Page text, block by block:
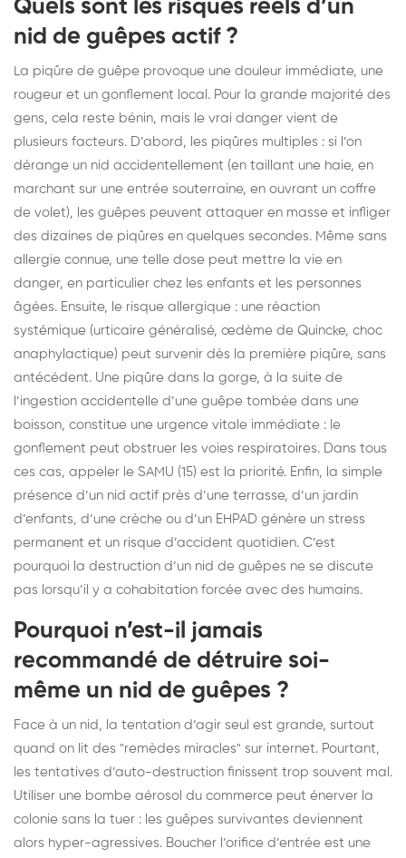
Quels sont les risques réels d’un
nid de guêpes actif ?
La piqûre de guêpe provoque une douleur immédiate, une
rougeur et un gonflement local. Pour la grande majorité des
gens, cela reste bénin, mais le vrai danger vient de
plusieurs facteurs. D’abord, les piqûres multiples : si l’on
dérange un nid accidentellement (en taillant une haie, en
marchant sur une entrée souterraine, en ouvrant un coffre
de volet), les guêpes peuvent attaquer en masse et infliger
des dizaines de piqûres en quelques secondes. Même sans
allergie connue, une telle dose peut mettre la vie en
danger, en particulier chez les enfants et les personnes
âgées. Ensuite, le risque allergique : une réaction
systémique (urticaire généralisé, œdème de Quincke, choc
anaphylactique) peut survenir dès la première piqûre, sans
antécédent. Une piqûre dans la gorge, à la suite de
l’ingestion accidentelle d’une guêpe tombée dans une
boisson, constitue une urgence vitale immédiate : le
gonflement peut obstruer les voies respiratoires. Dans tous
ces cas, appeler le SAMU (15) est la priorité. Enfin, la simple
présence d’un nid actif près d’une terrasse, d’un jardin
d’enfants, d’une crèche ou d’un EHPAD génère un stress
permanent et un risque d’accident quotidien. C’est
pourquoi la destruction d’un nid de guêpes ne se discute
pas lorsqu’il y a cohabitation forcée avec des humains.
Pourquoi n’est-il jamais
recommandé de détruire soi-
même un nid de guêpes ?
Face à un nid, la tentation d’agir seul est grande, surtout
quand on lit des "remèdes miracles" sur internet. Pourtant,
les tentatives d’auto-destruction finissent trop souvent mal.
Utiliser une bombe aérosol du commerce peut énerver la
colonie sans la tuer : les guêpes survivantes deviennent
alors hyper-agressives. Boucher l’orifice d’entrée est une